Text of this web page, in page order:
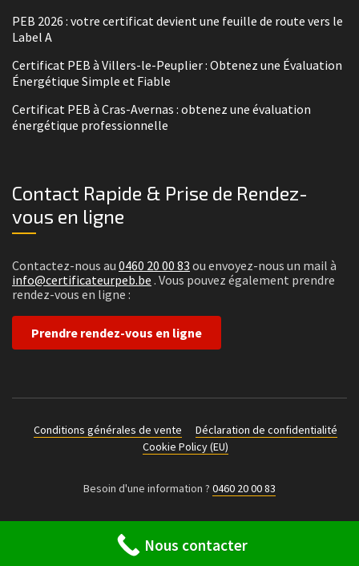
PEB 2026 : votre certificat devient une feuille de route vers le
Label A
Certificat PEB à Villers-le-Peuplier : Obtenez une Évaluation
Énergétique Simple et Fiable
Certificat PEB à Cras-Avernas : obtenez une évaluation
énergétique professionnelle
Contact Rapide & Prise de Rendez-
vous en ligne
Contactez-nous au 0460 20 00 83 ou envoyez-nous un mail à
info@certificateurpeb.be . Vous pouvez également prendre
rendez-vous en ligne :
Prendre rendez-vous en ligne
Conditions générales de vente
Déclaration de confidentialité
Cookie Policy (EU)
Besoin d'une information ? 0460 20 00 83
Nous contacter